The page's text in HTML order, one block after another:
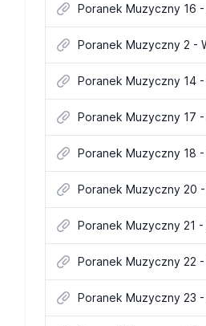
Poranek Muzyczny 16
Poranek Muzyczny 2 -
Poranek Muzyczny 14
Poranek Muzyczny 17
Poranek Muzyczny 18
Poranek Muzyczny 20
Poranek Muzyczny 21
Poranek Muzyczny 22
Poranek Muzyczny 23